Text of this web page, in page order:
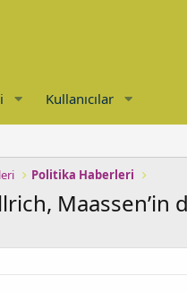
Kullanıcılar
Politika Haberleri